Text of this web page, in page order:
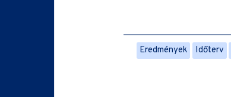
Eredmények Időterv